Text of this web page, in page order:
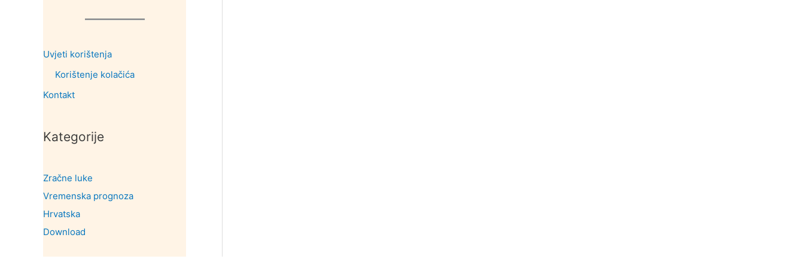
Uvjeti korištenja
Korištenje kolačića
Kontakt
Kategorije
Zračne luke
Vremenska prognoza
Hrvatska
Download